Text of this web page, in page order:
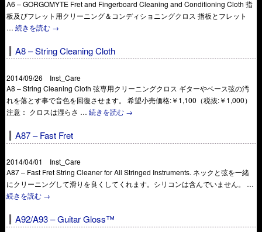
A6 – GORGOMYTE Fret and Fingerboard Cleaning and Conditioning Cloth 指
板及びフレット用クリーニング＆コンディショニングクロス 指板とフレット
…続きを読む →
A8 – String Cleaning Cloth
2014/09/26 Inst_Care
A8 – String Cleaning Cloth 弦専用クリーニングクロス ギターやベース弦の汚
れを落とす事で音色を回復させます。 希望小売価格:￥1,100（税抜:￥1,000）
注意： クロスは湿らさ …続きを読む →
A87 – Fast Fret
2014/04/01 Inst_Care
A87 – Fast Fret String Cleaner for All Stringed Instruments. ネックと弦を一緒
にクリーニングして滑りを良くしてくれます。シリコンは含んでいません。 …
続きを読む →
A92/A93 – Guitar Gloss™